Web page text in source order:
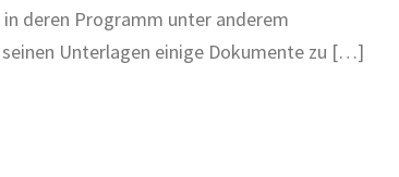
deren Programm unter anderem
Unterlagen einige Dokumente zu […]